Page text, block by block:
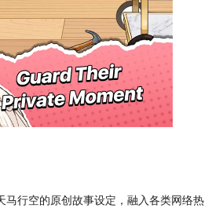
马行空的原创故事设定，融入各类网络热